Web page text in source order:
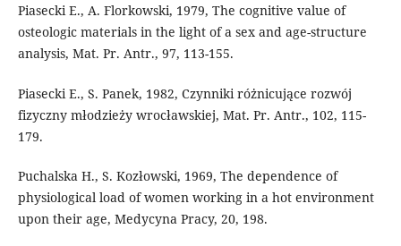
Piasecki E., A. Florkowski, 1979, The cognitive value of
osteologic materials in the light of a sex and age-structure
analysis, Mat. Pr. Antr., 97, 113-155.
Piasecki E., S. Panek, 1982, Czynniki różnicujące rozwój
fizyczny młodzieży wrocławskiej, Mat. Pr. Antr., 102, 115-
179.
Puchalska H., S. Kozłowski, 1969, The dependence of
physiological load of women working in a hot environment
upon their age, Medycyna Pracy, 20, 198.